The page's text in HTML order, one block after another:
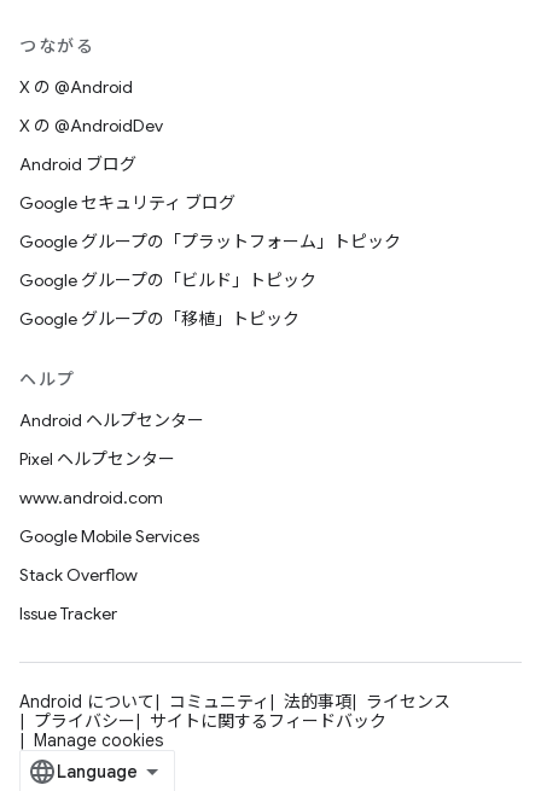
つながる
X の @Android
X の @AndroidDev
Android ブログ
Google セキュリティ ブログ
Google グループの「プラットフォーム」トピック
Google グループの「ビルド」トピック
Google グループの「移植」トピック
ヘルプ
Android ヘルプセンター
Pixel ヘルプセンター
www.android.com
Google Mobile Services
Stack Overflow
Issue Tracker
Android について コミュニティ 法的事項
ライセンス
プライバシー
サイトに関するフィードバック
Manage cookies